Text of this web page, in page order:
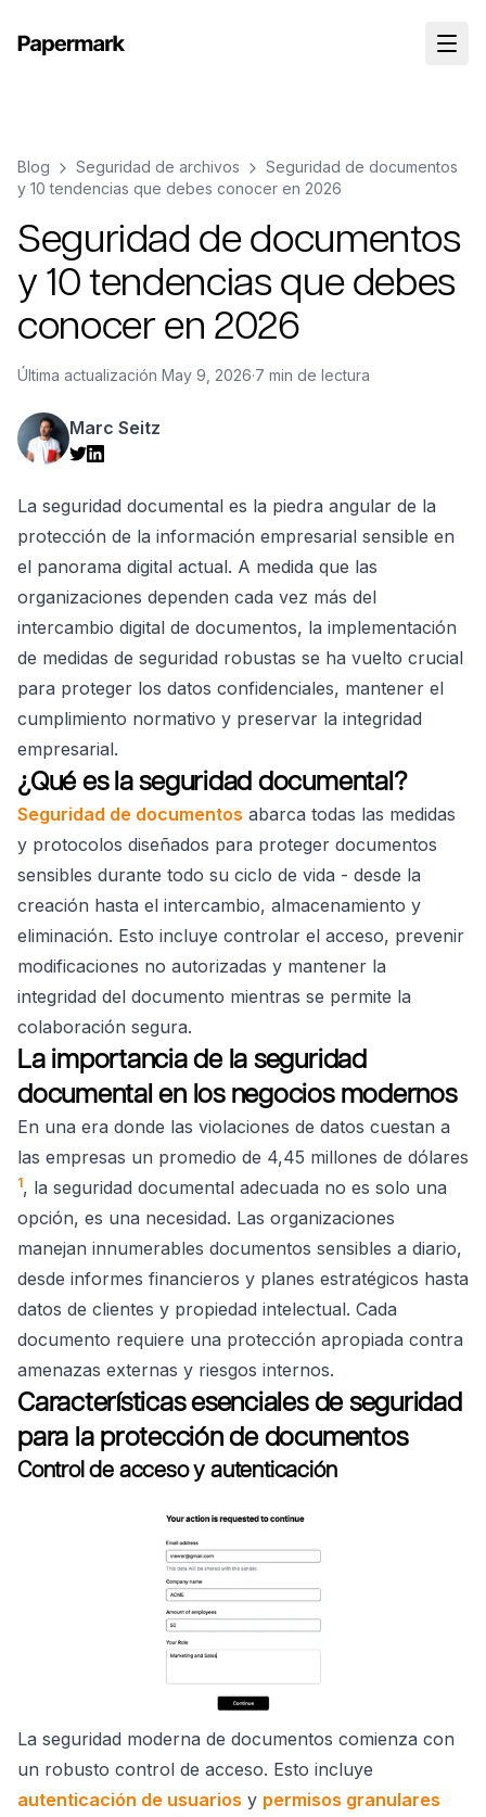
Blog Seguridad de archivos
Seguridad de documentos
y 10 tendencias que debes conocer en 2026
Seguridad de documentos
y 10 tendencias que debes
conocer en 2026
Última actualización May 9, 2026·7 min de lectura
Marc Seitz
La seguridad documental es la piedra angular de la
protección de la información empresarial sensible en
el panorama digital actual. A medida que las
organizaciones dependen cada vez más del
intercambio digital de documentos, la implementación
de medidas de seguridad robustas se ha vuelto crucial
para proteger los datos confidenciales, mantener el
cumplimiento normativo y preservar la integridad
empresarial.
¿Qué es la seguridad documental?
Seguridad de documentos abarca todas las medidas
y protocolos diseñados para proteger documentos
sensibles durante todo su ciclo de vida - desde la
creación hasta el intercambio, almacenamiento y
eliminación. Esto incluye controlar el acceso, prevenir
modificaciones no autorizadas y mantener la
integridad del documento mientras se permite la
colaboración segura.
La importancia de la seguridad
documental en los negocios modernos
En una era donde las violaciones de datos cuestan a
las empresas un promedio de 4,45 millones de dólares
1, la seguridad documental adecuada no es solo una
opción, es una necesidad. Las organizaciones
manejan innumerables documentos sensibles a diario,
desde informes financieros y planes estratégicos hasta
datos de clientes y propiedad intelectual. Cada
documento requiere una protección apropiada contra
amenazas externas y riesgos internos.
Características esenciales de seguridad
para la protección de documentos
Control de acceso y autenticación
La seguridad moderna de documentos comienza con
un robusto control de acceso. Esto incluye
autenticación de usuarios y permisos granulares